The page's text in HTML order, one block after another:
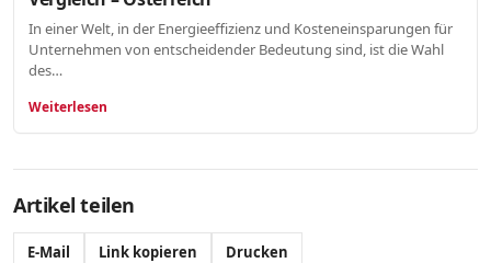
In einer Welt, in der Energieeffizienz und Kosteneinsparungen für
Unternehmen von entscheidender Bedeutung sind, ist die Wahl
des…
Weiterlesen
Artikel teilen
E-Mail Link kopieren Drucken